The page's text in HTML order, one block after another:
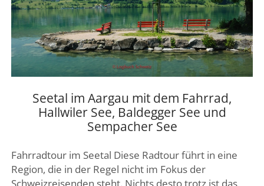
SEE,
SEMPACHER
SEE
UND
BALDEGGER
SEE
Seetal im Aargau mit dem Fahrrad,
Hallwiler See, Baldegger See und
Sempacher See
Fahrradtour im Seetal Diese Radtour führt in eine
Region, die in der Regel nicht im Fokus der